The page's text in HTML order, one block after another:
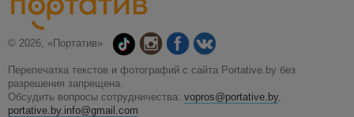
© 2026, «Портатив»
Перепечатка текстов и фотографий с сайта Portative.by без
разрешения запрещена.
Обсудить вопросы сотрудничества: vopros@portative.by,
portative.by.info@gmail.com